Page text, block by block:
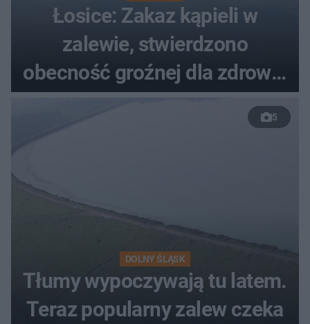
Łosice: Zakaz kąpieli w
zalewie, stwierdzono
obecność groźnej dla zdrowia
bakterii
5
DOLNY ŚLĄSK
Tłumy wypoczywają tu latem.
Teraz popularny zalew czeka